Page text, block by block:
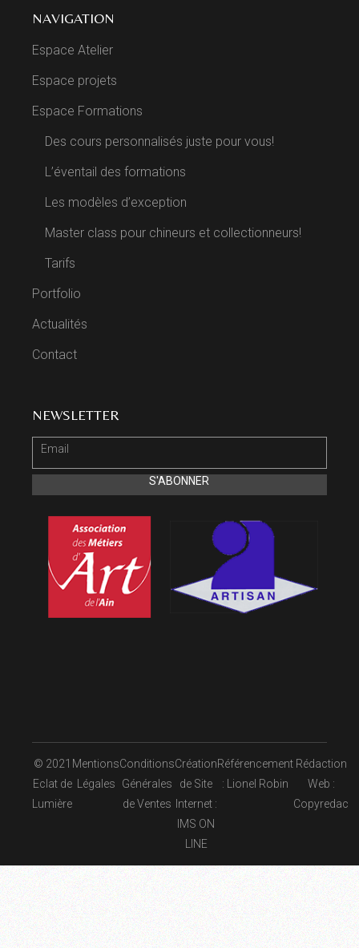
NAVIGATION
Espace Atelier
Espace projets
Espace Formations
Des cours personnalisés juste pour vous!
L’éventail des formations
Les modèles d’exception
Master class pour chineurs et collectionneurs!
Tarifs
Portfolio
Actualités
Contact
NEWSLETTER
© 2021
Eclat de
Lumière
Mentions
Légales
Conditions
Générales
de Ventes
Création
de Site
Internet :
IMS ON
LINE
Référencement
: Lionel Robin
Rédaction
Web :
Copyredac